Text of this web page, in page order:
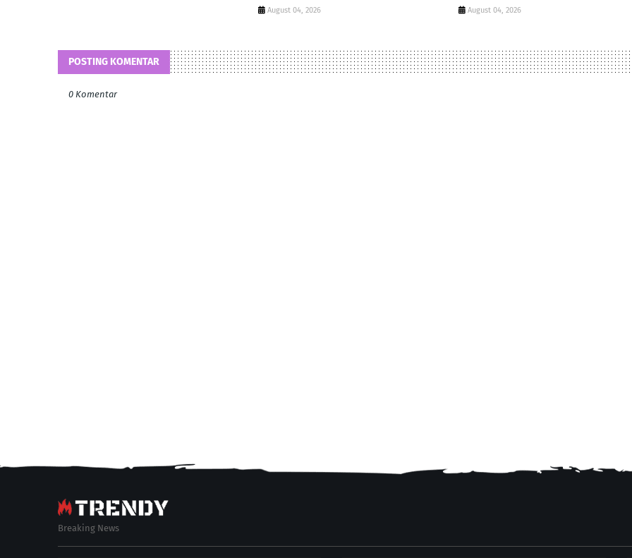
August 04, 2026 August 04, 2026
POSTING KOMENTAR
0 Komentar
Breaking News